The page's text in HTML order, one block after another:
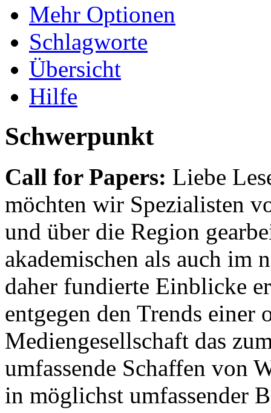
Mehr Optionen
Schlagworte
Übersicht
Hilfe
Schwerpunkt
Call for Papers: Liebe
möchten wir Spezialisten
und über die Region
akademischen als auch im
daher fundierte Einblicke
entgegen den Trends einer
Mediengesellschaft das
umfassende Schaffen von
in möglichst umfassender